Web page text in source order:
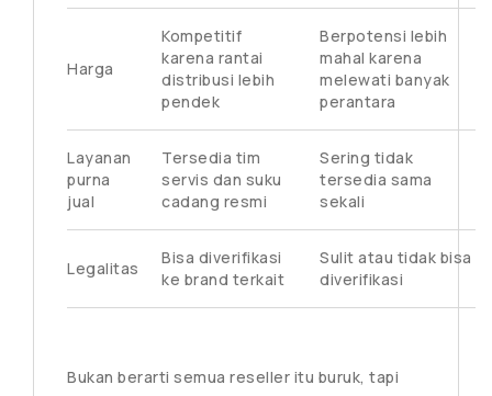
Harga
Kompetitif
karena rantai
distribusi lebih
pendek
Berpotensi lebih
mahal karena
melewati banyak
perantara
Layanan
purna
jual
Tersedia tim
servis dan suku
cadang resmi
Sering tidak
tersedia sama
sekali
Legalitas
Bisa diverifikasi
ke brand terkait
Sulit atau tidak bisa
diverifikasi
Bukan berarti semua reseller itu buruk, tapi